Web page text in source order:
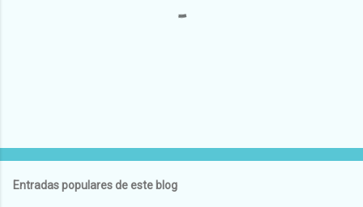
l
Entradas populares de este blog